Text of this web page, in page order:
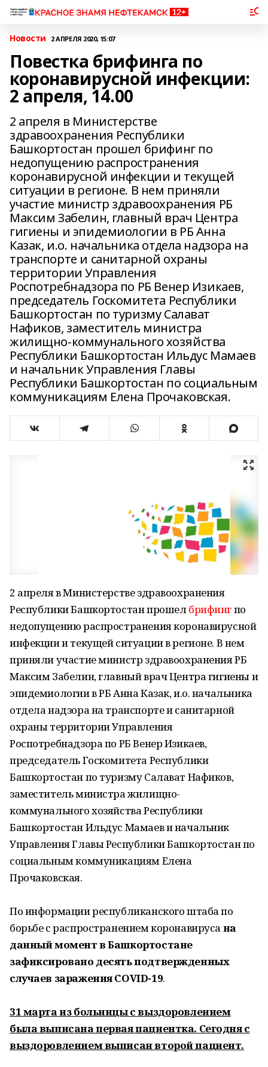
Новости 2 АПРЕЛЯ 2020, 15:07
Повестка брифинга по
коронавирусной инфекции:
2 апреля, 14.00
2 апреля в Министерстве
здравоохранения Республики
Башкортостан прошел брифинг по
недопущению распространения
коронавирусной инфекции и текущей
ситуации в регионе. В нем приняли
участие министр здравоохранения РБ
Максим Забелин, главный врач Центра
гигиены и эпидемиологии в РБ Анна
Казак, и.о. начальника отдела надзора на
транспорте и санитарной охраны
территории Управления
Роспотребнадзора по РБ Венер Изикаев,
председатель Госкомитета Республики
Башкортостан по туризму Салават
Нафиков, заместитель министра
жилищно-коммунального хозяйства
Республики Башкортостан Ильдус Мамаев
и начальник Управления Главы
Республики Башкортостан по социальным
коммуникациям Елена Прочаковская.
2 апреля в Министерстве здравоохранения
Республики Башкортостан прошелбрифингпо
недопущению распространения коронавирусной
инфекции и текущей ситуации в регионе. В нем
приняли участие министр здравоохранения РБ
Максим Забелин, главный врач Центра гигиены и
эпидемиологии в РБ Анна Казак, и.о. начальника
отдела надзора на транспорте и санитарной
охраны территории Управления
Роспотребнадзора по РБ Венер Изикаев,
председатель Госкомитета Республики
Башкортостан по туризму Салават Нафиков,
заместитель министра жилищно-
коммунального хозяйства Республики
Башкортостан Ильдус Мамаев и начальник
Управления Главы Республики Башкортостан по
социальным коммуникациям Елена
Прочаковская.
По информации республиканского штаба по
борьбе с распространением коронавируса на
данный момент в Башкортостане
зафиксировано десять подтвержденных
случаев заражения COVID-19.
31 марта из больницы с выздоровлением
была выписана первая пациентка. Сегодня с
выздоровлением выписан второй пациент.